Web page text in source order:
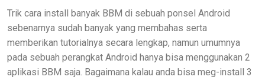
Trik cara install banyak BBM di sebuah ponsel Android
sebenarnya sudah banyak yang membahas serta
memberikan tutorialnya secara lengkap, namun umumnya
pada sebuah perangkat Android hanya bisa menggunakan 2
aplikasi BBM saja. Bagaimana kalau anda bisa meg-install 3